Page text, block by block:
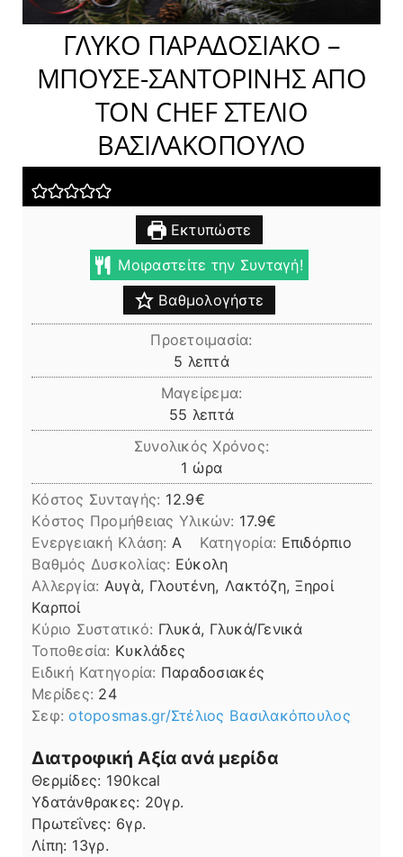
ΓΛΥΚΟ ΠΑΡΑΔΟΣΙΑΚΟ –
ΜΠΟΥΣΕ-ΣΑΝΤΟΡΙΝΗΣ ΑΠΟ
ΤΟΝ CHEF ΣΤΕΛΙΟ
ΒΑΣΙΛΑΚΟΠΟΥΛΟ
Εκτυπώστε
Μοιραστείτε την Συνταγή!
Βαθμολογήστε
Προετοιμασία:
5 λεπτά
λεπτά
Μαγείρεμα:
55 λεπτά
λεπτά
Συνολικός Χρόνος:
1 ώρα
ώρα
Κόστος Συνταγής: 12.9€
Kόστος Προμήθειας Υλικών: 17.9
Ενεργειακή Κλάση: A Κατηγορία: Επιδόρπιο
Βαθμός Δυσκολίας: Εύκολη
Αλλεργία: Αυγὰ, Γλουτένη, Λακτόζη, Ξηροί
Καρποί
Kύριο Συστατικό: Γλυκά, Γλυκά/Γενικά
Τοποθεσία: Κυκλάδες
Ειδική Κατηγορία: Παραδοσιακές
Μερίδες: 24
Σεφ:otoposmas.gr/Στέλιος Βασιλακόπουλος
Διατροφική Αξία ανά μερίδα
Θερμίδες: 190kcal
Υδατάνθρακες: 20γρ.
Πρωτεΐνες: 6γρ.
Λίπη
Λίπη: 13γρ.